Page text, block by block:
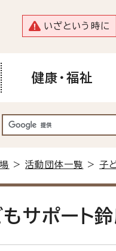
いざという時に
健康・福祉
>活動団体一覧 >子
サポート